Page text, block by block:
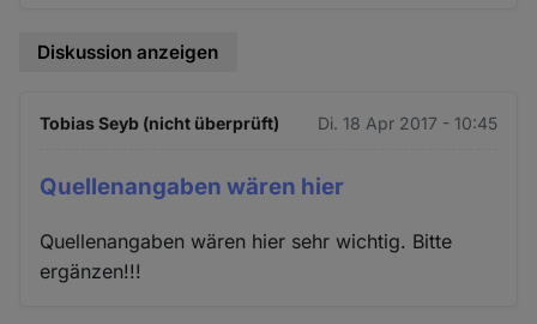
Diskussion anzeigen
Tobias Seyb (nicht überprüft) Di. 18 Apr 2017 - 10:45
Quellenangaben wären hier
Quellenangaben wären hier sehr wichtig. Bitte
ergänzen!!!